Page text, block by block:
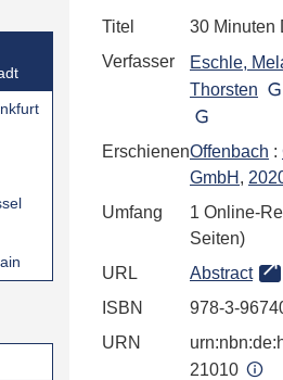
Titel
30 Minuten
Verfasser
Eschle,
Thorsten
ErschienenOffenbach :
GmbH ,
Umfang
1 Online-
Seiten)
URL
Abstract
ISBN
978-3-
URN
21010